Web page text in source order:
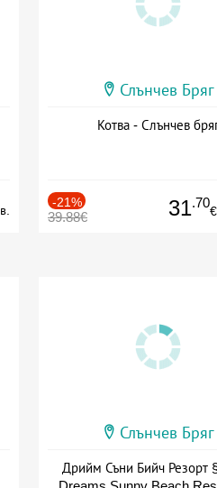
Слънчев Бряг
Котва - Слънчев
-21%
39.88€ 31.70
€
Слънчев Бряг
Дрийм Съни Бийч Резорт